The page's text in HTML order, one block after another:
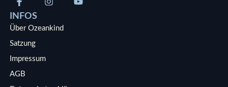
INFOS
Über Ozeankind
Satzung
Impressum
AGB